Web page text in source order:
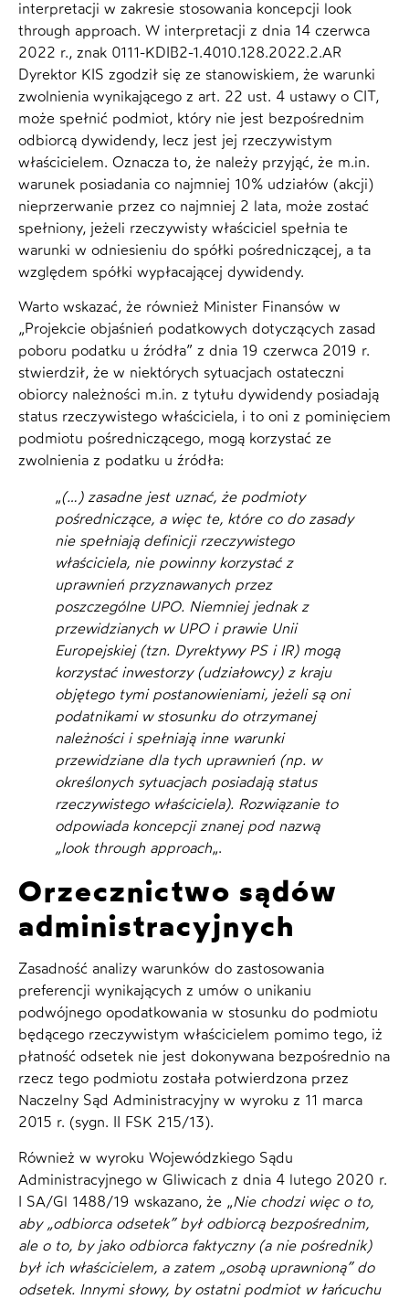
interpretacji w zakresie stosowania koncepcji look
through approach. W interpretacji z dnia 14 czerwca
2022 r., znak 0111-KDIB2-1.4010.128.2022.2.AR
Dyrektor KIS zgodził się ze stanowiskiem, że warunki
zwolnienia wynikającego z art. 22 ust. 4 ustawy o CIT,
może spełnić podmiot, który nie jest bezpośrednim
odbiorcą dywidendy, lecz jest jej rzeczywistym
właścicielem. Oznacza to, że należy przyjąć, że m.in.
warunek posiadania co najmniej 10% udziałów (akcji)
nieprzerwanie przez co najmniej 2 lata, może zostać
spełniony, jeżeli rzeczywisty właściciel spełnia te
warunki w odniesieniu do spółki pośredniczącej, a ta
względem spółki wypłacającej dywidendy.
Warto wskazać, że również Minister Finansów w
„Projekcie objaśnień podatkowych dotyczących zasad
poboru podatku u źródła” z dnia 19 czerwca 2019 r.
stwierdził, że w niektórych sytuacjach ostateczni
obiorcy należności m.in. z tytułu dywidendy posiadają
status rzeczywistego właściciela, i to oni z pominięciem
podmiotu pośredniczącego, mogą korzystać ze
zwolnienia z podatku u źródła:
„(…) zasadne jest uznać, że podmioty
pośredniczące, a więc te, które co do zasady
nie spełniają definicji rzeczywistego
właściciela, nie powinny korzystać z
uprawnień przyznawanych przez
poszczególne UPO. Niemniej jednak z
przewidzianych w UPO i prawie Unii
Europejskiej (tzn. Dyrektywy PS i IR) mogą
korzystać inwestorzy (udziałowcy) z kraju
objętego tymi postanowieniami, jeżeli są oni
podatnikami w stosunku do otrzymanej
należności i spełniają inne warunki
przewidziane dla tych uprawnień (np. w
określonych sytuacjach posiadają status
rzeczywistego właściciela). Rozwiązanie to
odpowiada koncepcji znanej pod nazwą
„look through approach„.
Orzecznictwo sądów
administracyjnych
Zasadność analizy warunków do zastosowania
preferencji wynikających z umów o unikaniu
podwójnego opodatkowania w stosunku do podmiotu
będącego rzeczywistym właścicielem pomimo tego, iż
płatność odsetek nie jest dokonywana bezpośrednio na
rzecz tego podmiotu została potwierdzona przez
Naczelny Sąd Administracyjny w wyroku z 11 marca
2015 r. (sygn. II FSK 215/13).
Również w wyroku Wojewódzkiego Sądu
Administracyjnego w Gliwicach z dnia 4 lutego 2020 r.
I SA/Gl 1488/19 wskazano, że „Nie chodzi więc o to,
aby „odbiorca odsetek” był odbiorcą bezpośrednim,
ale o to, by jako odbiorca faktyczny (a nie pośrednik)
był ich właścicielem, a zatem „osobą uprawnioną” do
odsetek. Innymi słowy, by ostatni podmiot w łańcuchu